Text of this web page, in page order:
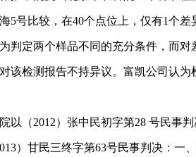
5号比较，在40个点位上，仅有1个
判定两个样品不同的充分条件，而
该检测报告不持异议。富凯公司认
（2012）张中民初字第28 号民事判
）甘民三终字第63号民事判决：